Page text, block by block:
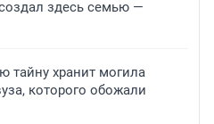
здесь семью —
тайну хранит могила
которого обожали